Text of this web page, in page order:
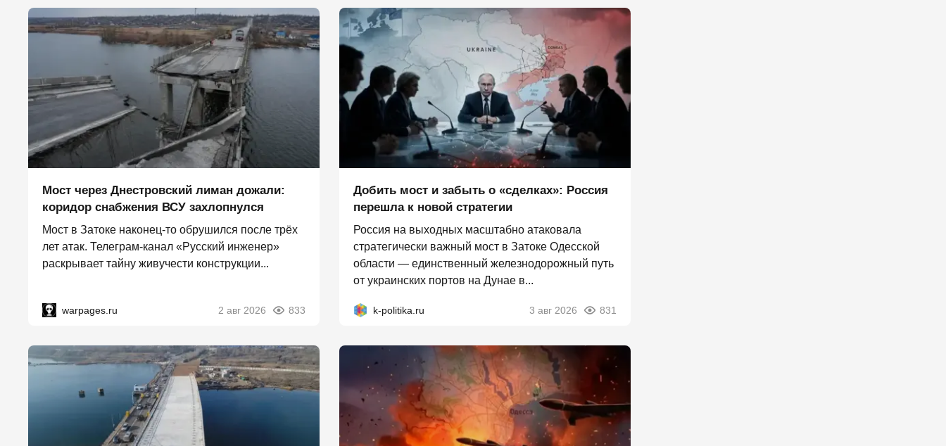
Мост через Днестровский лиман дожали:
коридор снабжения ВСУ захлопнулся
Мост в Затоке наконец-то обрушился после трёх
лет атак. Телеграм-канал «Русский инженер»
раскрывает тайну живучести конструкции...
warpages.ru 2 авг 2026 833
Добить мост и забыть о «сделках»: Россия
перешла к новой стратегии
Россия на выходных масштабно атаковала
стратегически важный мост в Затоке Одесской
области — единственный железнодорожный путь
от украинских портов на Дунае в...
k-politika.ru 3 авг 2026 831